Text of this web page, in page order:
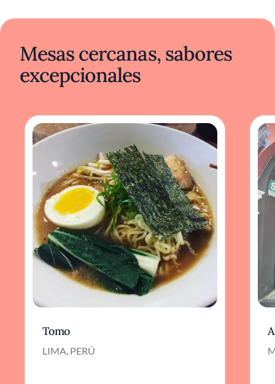
Mesas cercanas, sabores
excepcionales
Tomo
LIMA, PERÚ